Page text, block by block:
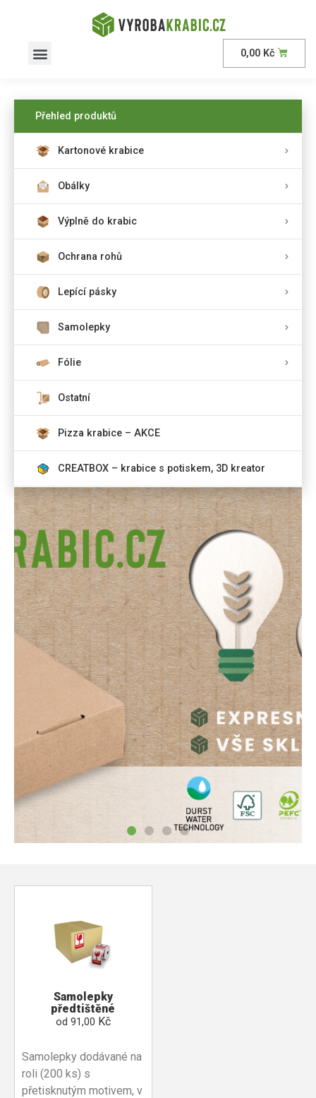
0,00 Kč
Přehled produktů
Kartonové krabice
Obálky
Výplně do krabic
Ochrana rohů
Lepící pásky
Samolepky
Fólie
Ostatní
Pizza krabice – AKCE
CREATBOX – krabice s potiskem, 3D kreator
Samolepky
předtištěné
od 91,00 Kč
Samolepky dodávané na
roli (200 ks) s
přetisknutým motivem, v